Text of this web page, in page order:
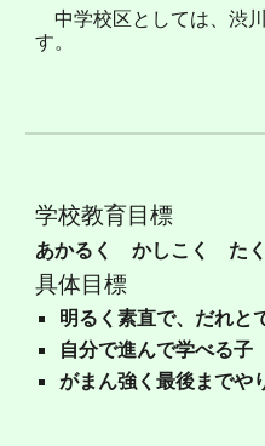
中学校区としては、渋
す。
学校教育目標
あかるく かしこく たく
具体目標
明るく素直で、だれと
自分で進んで学べる子
がまん強く最後までや